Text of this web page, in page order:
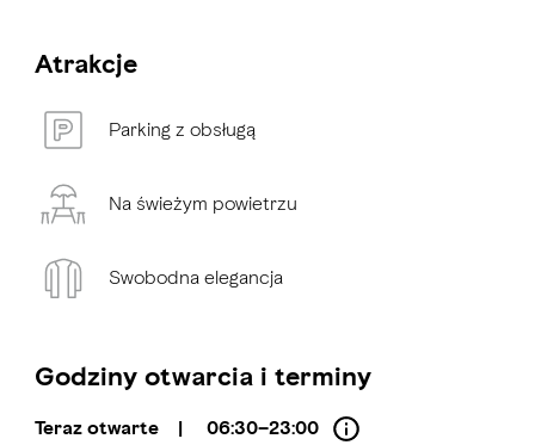
Atrakcje
Parking z obsługą
Na świeżym powietrzu
Swobodna elegancja
Godziny otwarcia i terminy
Teraz otwarte | 06:30–23:00